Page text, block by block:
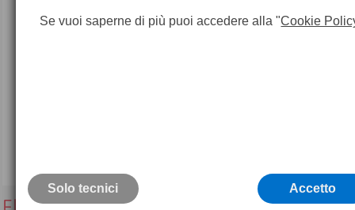
Se vuoi saperne di più puoi accedere alla "Cookie
Solo tecnici Accetto